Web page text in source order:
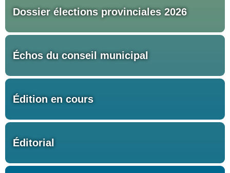
Dossier élections provinciales 2026
Échos du conseil municipal
Édition en cours
Éditorial